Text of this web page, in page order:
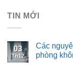
TIN MỚI
03
Th12
Các
phòng